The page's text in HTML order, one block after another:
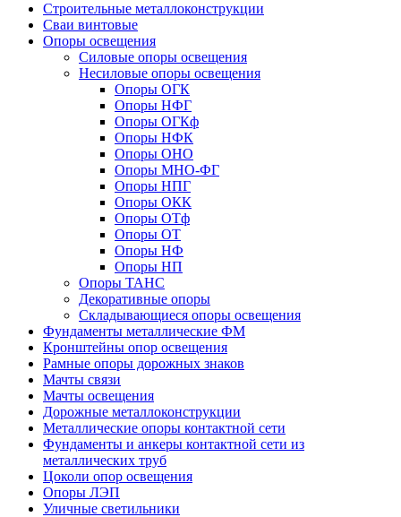
Строительные металлоконструкции
Сваи винтовые
Опоры освещения
Силовые опоры освещения
Несиловые опоры освещения
Опоры ОГК
Опоры НФГ
Опоры ОГКф
Опоры НФК
Опоры ОНО
Опоры МНО-ФГ
Опоры НПГ
Опоры ОКК
Опоры ОТф
Опоры ОТ
Опоры НФ
Опоры НП
Опоры ТАНС
Декоративные опоры
Складывающиеся опоры освещения
Фундаменты металлические ФМ
Кронштейны опор освещения
Рамные опоры дорожных знаков
Мачты связи
Мачты освещения
Дорожные металлоконструкции
Металлические опоры контактной сети
Фундаменты и анкеры контактной сети из
металлических труб
Цоколи опор освещения
Опоры ЛЭП
Уличные светильники